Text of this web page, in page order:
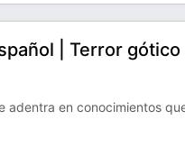
| Terror gótico
adentra en conocimientos